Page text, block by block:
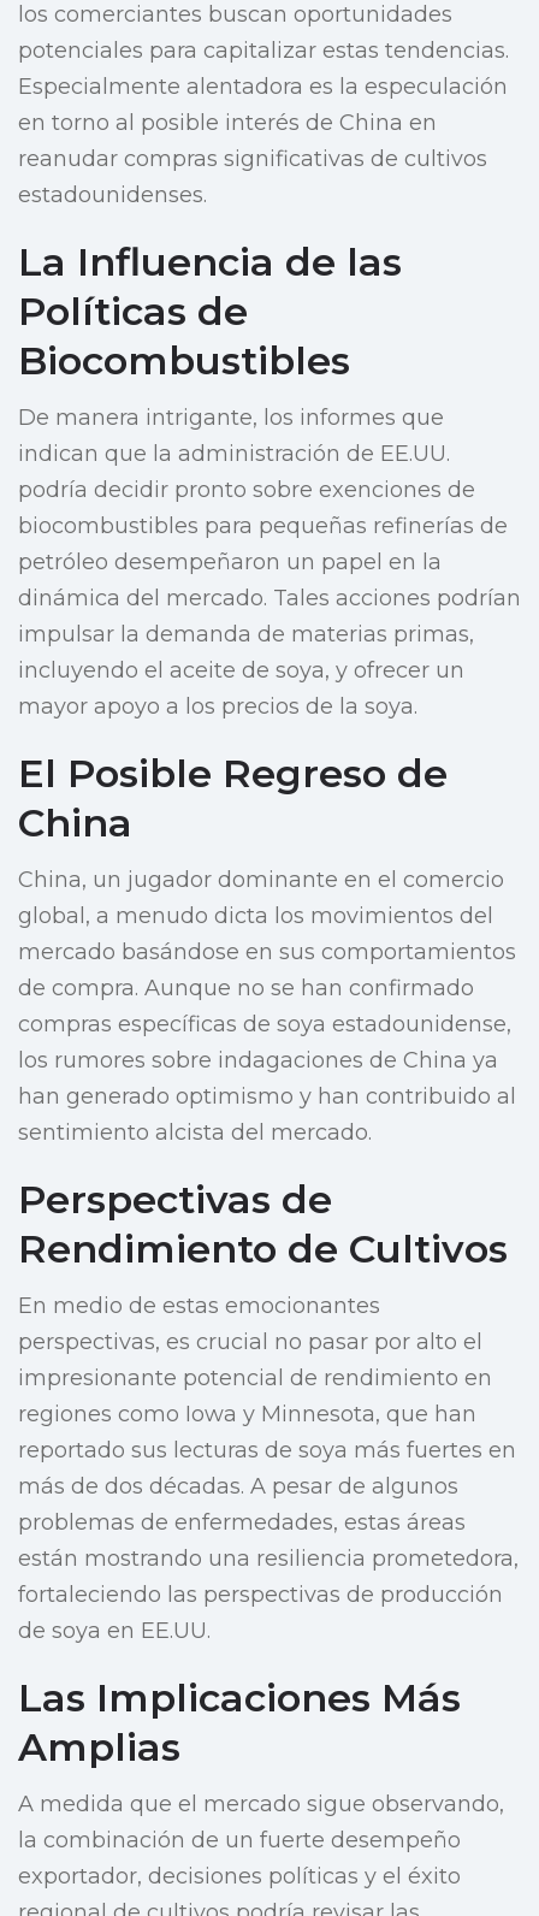
los comerciantes buscan oportunidades
potenciales para capitalizar estas tendencias.
Especialmente alentadora es la especulación
en torno al posible interés de China en
reanudar compras significativas de cultivos
estadounidenses.
La Influencia de las
Políticas de
Biocombustibles
De manera intrigante, los informes que
indican que la administración de EE.UU.
podría decidir pronto sobre exenciones de
biocombustibles para pequeñas refinerías de
petróleo desempeñaron un papel en la
dinámica del mercado. Tales acciones podrían
impulsar la demanda de materias primas,
incluyendo el aceite de soya, y ofrecer un
mayor apoyo a los precios de la soya.
El Posible Regreso de
China
China, un jugador dominante en el comercio
global, a menudo dicta los movimientos del
mercado basándose en sus comportamientos
de compra. Aunque no se han confirmado
compras específicas de soya estadounidense,
los rumores sobre indagaciones de China ya
han generado optimismo y han contribuido al
sentimiento alcista del mercado.
Perspectivas de
Rendimiento de Cultivos
En medio de estas emocionantes
perspectivas, es crucial no pasar por alto el
impresionante potencial de rendimiento en
regiones como Iowa y Minnesota, que han
reportado sus lecturas de soya más fuertes en
más de dos décadas. A pesar de algunos
problemas de enfermedades, estas áreas
están mostrando una resiliencia prometedora,
fortaleciendo las perspectivas de producción
de soya en EE.UU.
Las Implicaciones Más
Amplias
A medida que el mercado sigue observando,
la combinación de un fuerte desempeño
exportador, decisiones políticas y el éxito